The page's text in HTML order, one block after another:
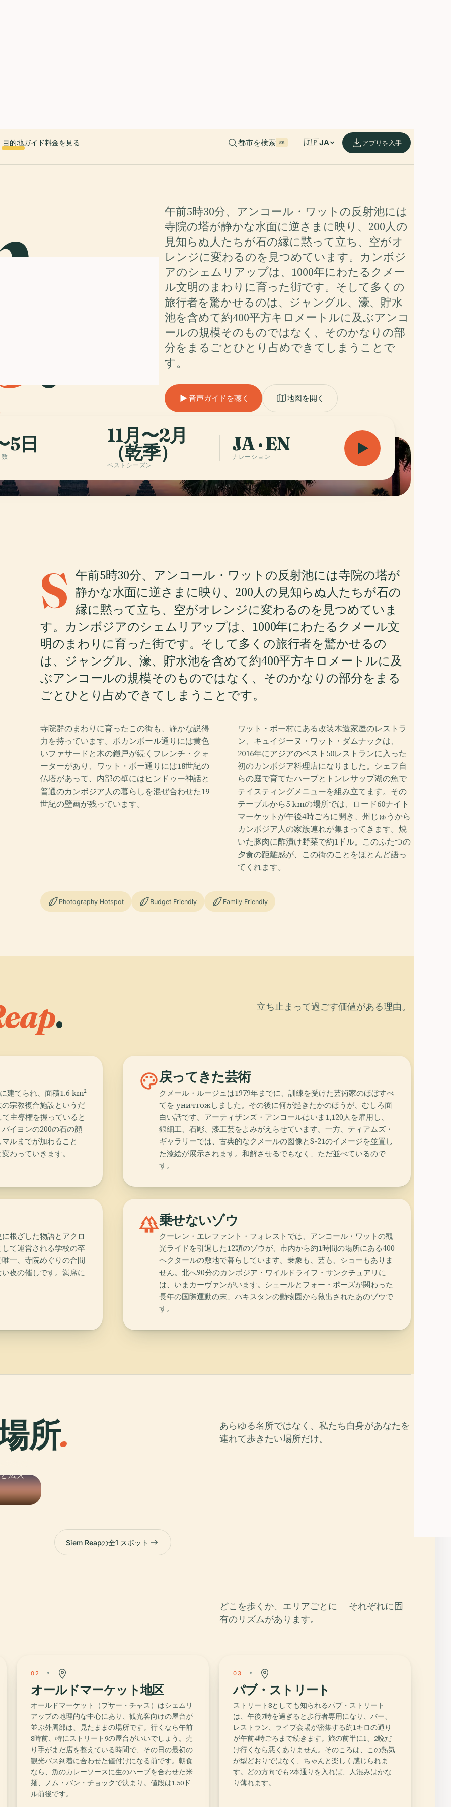
目的地ガイド料金を見る 都市を検索 ⌘K 🇯🇵JA アプリを入手
.
午前5時30分、アンコール・ワットの反射池には
寺院の塔が静かな水面に逆さまに映り、200人の
見知らぬ人たちが石の縁に黙って立ち、空がオ
レンジに変わるのを見つめています。カンボジ
アのシェムリアップは、1000年にわたるクメー
ル文明のまわりに育った街です。そして多くの
旅行者を驚かせるのは、ジャングル、濠、貯水
池を含めて約400平方キロメートルに及ぶアンコ
ールの規模そのものではなく、そのかなりの部
分をまるごとひとり占めできてしまうことで
す。
音声ガイドを聴く 地図を開く
5日 11月〜2月
（乾季）
ベストシーズン
JA · EN
ナレーション
S 午前5時30分、アンコール・ワットの反射池には寺院の塔が
静かな水面に逆さまに映り、200人の見知らぬ人たちが石の
縁に黙って立ち、空がオレンジに変わるのを見つめていま
す。カンボジアのシェムリアップは、1000年にわたるクメール文
明のまわりに育った街です。そして多くの旅行者を驚かせるの
は、ジャングル、濠、貯水池を含めて約400平方キロメートルに及
ぶアンコールの規模そのものではなく、そのかなりの部分をまる
ごとひとり占めできてしまうことです。
寺院群のまわりに育ったこの街も、静かな説得
力を持っています。ポカンボール通りには黄色
いファサードと木の鎧戸が続くフレンチ・クォ
ーターがあり、ワット・ボー通りには18世紀の
仏塔があって、内部の壁にはヒンドゥー神話と
普通のカンボジア人の暮らしを混ぜ合わせた19
世紀の壁画が残っています。
ワット・ボー村にある改装木造家屋のレストラ
ン、キュイジーヌ・ワット・ダムナックは、
2016年にアジアのベスト50レストランに入った
初のカンボジア料理店になりました。シェフ自
らの庭で育てたハーブとトンレサップ湖の魚で
テイスティングメニューを組み立てます。その
テーブルから5 kmの場所では、ロード60ナイト
マーケットが午後4時ごろに開き、州じゅうから
カンボジア人の家族連れが集まってきます。焼
いた豚肉に酢漬け野菜で約1ドル。このふたつの
夕食の距離感が、この街のことをほとんど語っ
てくれます。
Photography Hotspot Budget Friendly Family Friendly
. 立ち止まって過ごす価値がある理由。
建てられ、面積1.6 km²
の宗教複合施設というだ
主導権を握っていると
イヨンの200の石の顔
ルまでが加わること
わっていきます。
palette戻ってきた芸術
クメール・ルージュは1979年までに、訓練を受けた芸術家のほぼすべ
てを уничтожしました。その後に何が起きたかのほうが、むしろ面
白い話です。アーティザンズ・アンコールはいま1,120人を雇用し、
銀細工、石彫、漆工芸をよみがえらせています。一方、ティアムズ・
ギャラリーでは、古典的なクメールの図像とS-21のイメージを並置し
た漆絵が展示されます。和解させるでもなく、ただ並べているので
す。
根ざした物語とアクロ
して運営される学校の卒
一、寺院めぐりの合間
夜の催しです。満席に
forest乗せないゾウ
クーレン・エレファント・フォレストでは、アンコール・ワットの観
光ライドを引退した12頭のゾウが、市内から約1時間の場所にある400
ヘクタールの敷地で暮らしています。乗象も、芸も、ショーもありま
せん。北へ90分のカンボジア・ワイルドライフ・サンクチュアリに
は、いまカーヴァンがいます。シェールとフォー・ポーズが関わった
長年の国際運動の末、パキスタンの動物園から救出されたあのゾウで
す。
所.
あらゆる名所ではなく、私たち自身があなたを
連れて歩きたい場所だけ。
広大
Siem Reapの全1 スポット
どこを歩くか、エリアごとに — それぞれに固
有のリズムがあります。
02
オールドマーケット地区
オールドマーケット（プサー・チャス）はシェムリ
アップの地理的な中心にあり、観光客向けの屋台が
並ぶ外周部は、見たままの場所です。行くなら午前
8時前、特にストリート9の屋台がいいでしょう。売
り手がまだ店を整えている時間で、その日の最初の
観光バス到着に合わせた値付けになる前です。朝食
なら、魚のカレーソースに生のハーブを合わせた米
麺、ノム・バン・チョックで決まり。値段は1.50ド
ル前後です。
03
パブ・ストリート
ストリート8としても知られるパブ・ストリート
は、午後7時を過ぎると歩行者専用になり、バー、
レストラン、ライブ会場が密集する約1キロの通り
が午前4時ごろまで続きます。旅の前半に1、2晩だ
け行くなら悪くありません。そのころは、この熱気
が型どおりではなく、ちゃんと楽しく感じられま
す。どの方向でも2本通りを入れば、人混みはかな
り薄れます。